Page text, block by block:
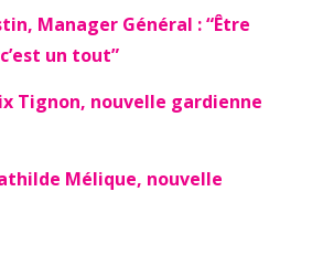
Manager Général : “Être
un tout”
Tignon, nouvelle gardienne
Mélique, nouvelle